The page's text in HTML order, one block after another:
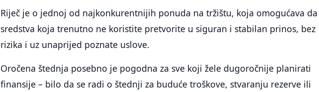
Riječ je o jednoj od najkonkurentnijih ponuda na tržištu, koja omogućava da
sredstva koja trenutno ne koristite pretvorite u siguran i stabilan prinos, bez
rizika i uz unaprijed poznate uslove.
Oročena štednja posebno je pogodna za sve koji žele dugoročnije planirati
finansije – bilo da se radi o štednji za buduće troškove, stvaranju rezerve ili